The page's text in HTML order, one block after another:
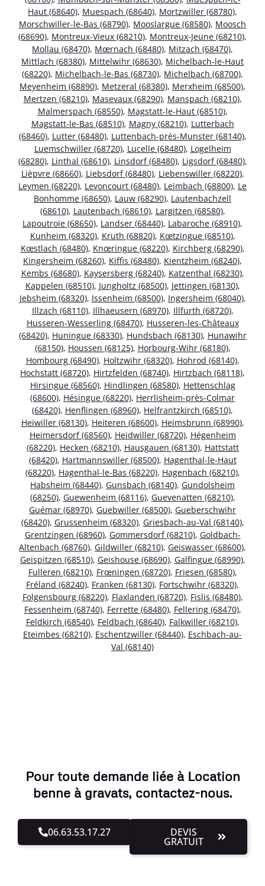
Haut (68640), Muespach (68640), Mortzwiller (68780),
Morschwiller-le-Bas (68790), Mooslargue (68580), Moosch
(68690), Montreux-Vieux (68210), Montreux-Jeune (68210),
Mollau (68470), Mœrnach (68480), Mitzach (68470),
Mittlach (68380), Mittelwihr (68630), Michelbach-le-Haut
(68220), Michelbach-le-Bas (68730), Michelbach (68700),
Meyenheim (68890), Metzeral (68380), Merxheim (68500),
Mertzen (68210), Masevaux (68290), Manspach (68210),
Malmerspach (68550), Magstatt-le-Haut (68510),
Magstatt-le-Bas (68510), Magny (68210), Lutterbach
(68460), Lutter (68480), Luttenbach-près-Munster (68140),
Luemschwiller (68720), Lucelle (68480), Logelheim
(68280), Linthal (68610), Linsdorf (68480), Ligsdorf (68480),
Lièpvre (68660), Liebsdorf (68480), Liebenswiller (68220),
Leymen (68220), Levoncourt (68480), Leimbach (68800), Le
Bonhomme (68650), Lauw (68290), Lautenbachzell
(68610), Lautenbach (68610), Largitzen (68580),
Lapoutroie (68650), Landser (68440), Labaroche (68910),
Kunheim (68320), Kruth (68820), Kœtzingue (68510),
Kœstlach (68480), Knœringue (68220), Kirchberg (68290),
Kingersheim (68260), Kiffis (68480), Kientzheim (68240),
Kembs (68680), Kaysersberg (68240), Katzenthal (68230),
Kappelen (68510), Jungholtz (68500), Jettingen (68130),
Jebsheim (68320), Issenheim (68500), Ingersheim (68040),
Illzach (68110), Illhaeusern (68970), Illfurth (68720),
Husseren-Wesserling (68470), Husseren-les-Châteaux
(68420), Huningue (68330), Hundsbach (68130), Hunawihr
(68150), Houssen (68125), Horbourg-Wihr (68180),
Hombourg (68490), Holtzwihr (68320), Hohrod (68140),
Hochstatt (68720), Hirtzfelden (68740), Hirtzbach (68118),
Hirsingue (68560), Hindlingen (68580), Hettenschlag
(68600), Hésingue (68220), Herrlisheim-près-Colmar
(68420), Henflingen (68960), Helfrantzkirch (68510),
Heiwiller (68130), Heiteren (68600), Heimsbrunn (68990),
Heimersdorf (68560), Heidwiller (68720), Hégenheim
(68220), Hecken (68210), Hausgauen (68130), Hattstatt
(68420), Hartmannswiller (68500), Hagenthal-le-Haut
(68220), Hagenthal-le-Bas (68220), Hagenbach (68210),
Habsheim (68440), Gunsbach (68140), Gundolsheim
(68250), Guewenheim (68116), Guevenatten (68210),
Guémar (68970), Guebwiller (68500), Gueberschwihr
(68420), Grussenheim (68320), Griesbach-au-Val (68140),
Grentzingen (68960), Gommersdorf (68210), Goldbach-
Altenbach (68760), Gildwiller (68210), Geiswasser (68600),
Geispitzen (68510), Geishouse (68690), Galfingue (68990),
Fulleren (68210), Frœningen (68720), Friesen (68580),
Fréland (68240), Franken (68130), Fortschwihr (68320),
Folgensbourg (68220), Flaxlanden (68720), Fislis (68480),
Fessenheim (68740), Ferrette (68480), Fellering (68470),
Feldkirch (68540), Feldbach (68640), Falkwiller (68210),
Eteimbes (68210), Eschentzwiller (68440), Eschbach-au-
Val (68140)
Pour toute demande liée à Location
benne à gravats, contactez-nous.
06.63.53.17.27 DEVIS
GRATUIT